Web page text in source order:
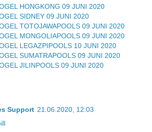
HONGKONG 09 JUNI 2020
SIDNEY 09 JUNI 2020
TOTOJAWAPOOLS 09 JUNI 2020
MONGOLIAPOOLS 09 JUNI 2020
LEGAZPIPOOLS 10 JUNI 2020
SUMATRAPOOLS 09 JUNI 2020
JILINPOOLS 09 JUNI 2020
Support 21.06.2020, 12:03